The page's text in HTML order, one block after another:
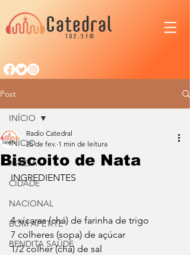
Post
INÍCIO
IGREJA
CIDADE
NACIONAL
BOM APETITE
BENDITA SAÚDE
INÍCIO
Biscoito de Nata
Radio Catedral
25 de fev. 1 min de leitura
INGREDIENTES
4 xícaras (chá) de farinha de trigo
7 colheres (sopa) de açúcar
1/2 colher (chá) de sal